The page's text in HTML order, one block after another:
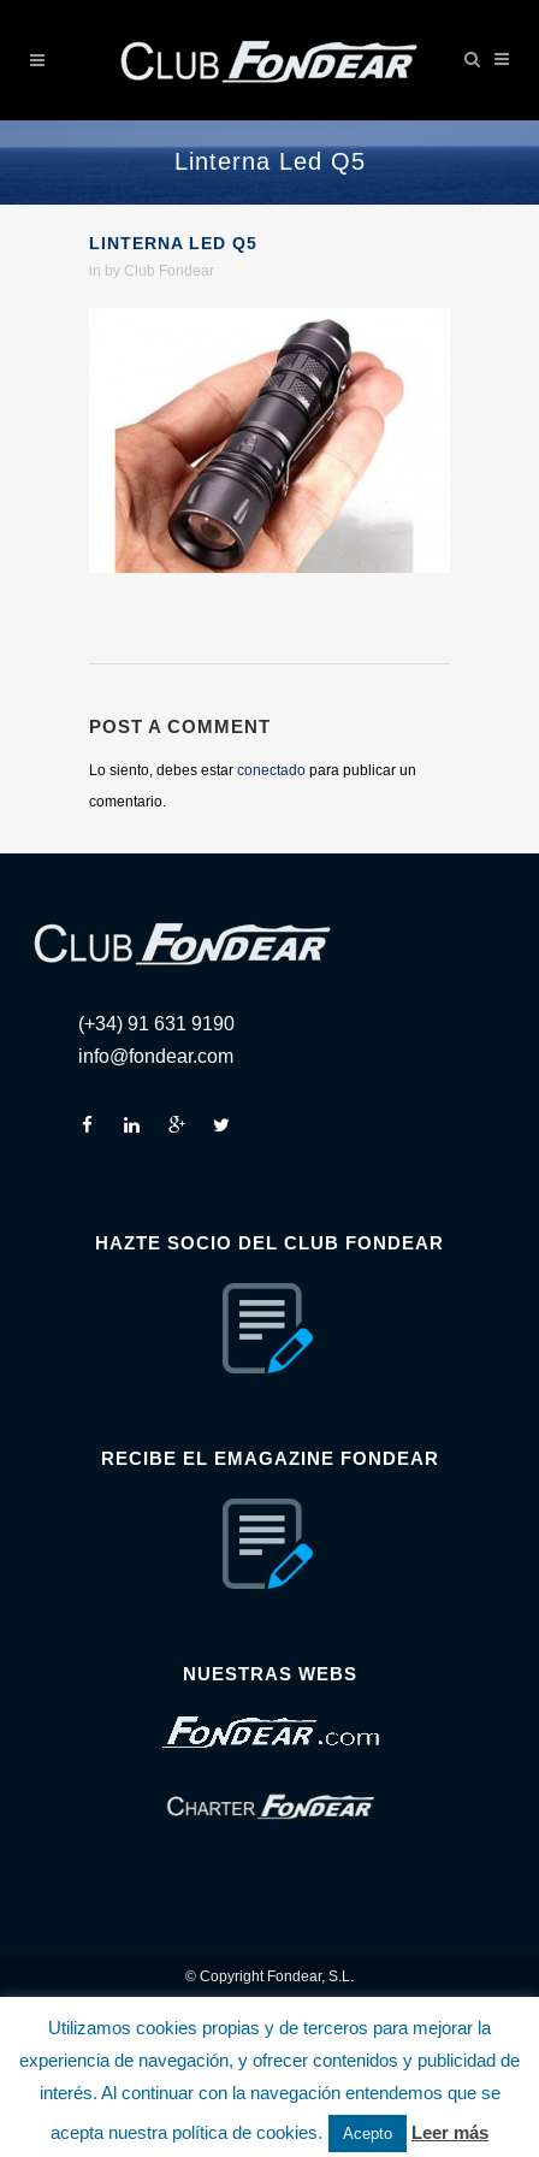
Linterna Led Q5
LINTERNA LED Q5
in by Club Fondear
POST A COMMENT
Lo siento, debes estar conectado para publicar un
comentario.
(+34) 91 631 9190
info@fondear.com
HAZTE SOCIO DEL CLUB FONDEAR
RECIBE EL EMAGAZINE FONDEAR
NUESTRAS WEBS
© Copyright Fondear, S.L.
Aunque se consideran exactas, declinamos toda responsabilidad sobre la
información y precios inscritos. Estas informaciones no son contractuales.
Política de privacidad y cookies .........................-......................... Política de utilización
Utilizamos cookies propias y de terceros para mejorar la
experiencia de navegación, y ofrecer contenidos y publicidad de
interés. Al continuar con la navegación entendemos que se
acepta nuestra política de cookies.
Acepto Leer más